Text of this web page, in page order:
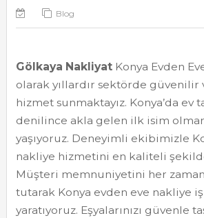
Blog
Gölkaya NakliyatKonya Evden
olarak yıllardır sektörde güvenilir
hizmet sunmaktayız. Konya’da ev
denilince akla gelen ilk isim
yaşıyoruz. Deneyimli ekibimizle
nakliye hizmetini en kaliteli
Müşteri memnuniyetini her
tutarak Konya evden eve nakliye
yaratıyoruz. Eşyalarınızı güvenle